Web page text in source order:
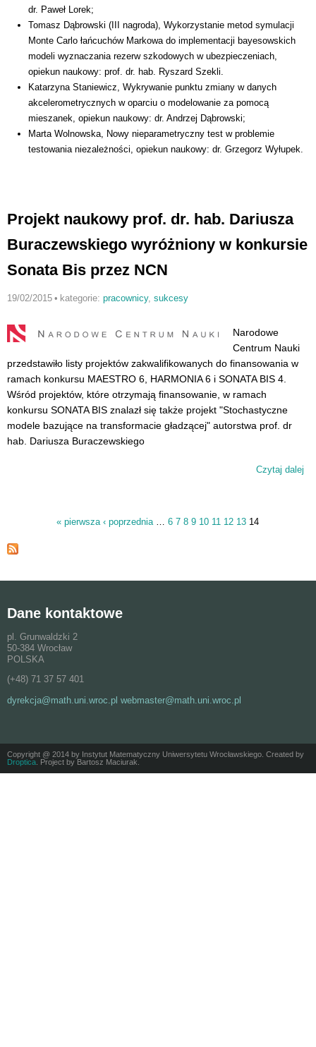
dr. Paweł Lorek;
Tomasz Dąbrowski (III nagroda), Wykorzystanie metod symulacji
Monte Carlo łańcuchów Markowa do implementacji bayesowskich
modeli wyznaczania rezerw szkodowych w ubezpieczeniach,
opiekun naukowy: prof. dr. hab. Ryszard Szekli.
Katarzyna Staniewicz, Wykrywanie punktu zmiany w danych
akcelerometrycznych w oparciu o modelowanie za pomocą
mieszanek, opiekun naukowy: dr. Andrzej Dąbrowski;
Marta Wolnowska, Nowy nieparametryczny test w problemie
testowania niezależności, opiekun naukowy: dr. Grzegorz Wyłupek.
Projekt naukowy prof. dr. hab. Dariusza
Buraczewskiego wyróżniony w konkursie
Sonata Bis przez NCN
19/02/2015 • kategorie:pracownicy, sukcesy
Narodowe
Centrum Nauki
przedstawiło listy projektów zakwalifikowanych do finansowania w
ramach konkursu MAESTRO 6, HARMONIA 6 i SONATA BIS 4.
Wśród projektów, które otrzymają finansowanie, w ramach
konkursu SONATA BIS znalazł się także projekt "Stochastyczne
modele bazujące na transformacie gładzącej" autorstwa prof. dr
hab. Dariusza Buraczewskiego
Czytaj dalej
« pierwsza ‹ poprzednia … 6 7 8 9 10 11 12 13 14
Dane kontaktowe
pl. Grunwaldzki 2
50-384 Wrocław
POLSKA
(+48) 71 37 57 401
dyrekcja@math.uni.wroc.pl webmaster@math.uni.wroc.pl
Copyright @ 2014 by Instytut Matematyczny Uniwersytetu Wrocławskiego. Created by
Droptica . Project by Bartosz Maciurak.